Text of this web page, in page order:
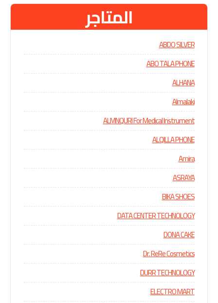
المتاجر
ABDO SILVER
ABO TALA PHONE
ALHANA
Almalaki
ALMNQURI For Medical Instrument
ALQILLA PHONE
Amira
ASRAYA
BIKA SHOES
DATA CENTER TECHNOLOGY
DONA CAKE
Dr. ReRe Cosmetics
DURR TECHNOLOGY
ELECTRO MART